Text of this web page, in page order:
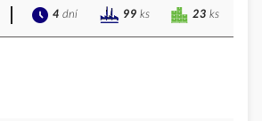
23 ks
4 dní 99 ks